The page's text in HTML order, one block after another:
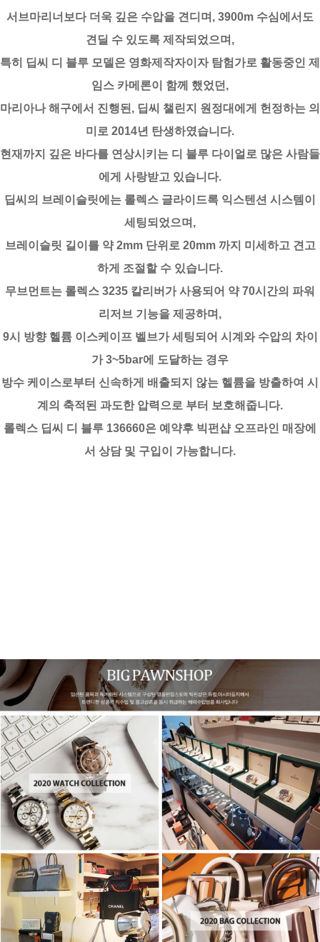
서브마리너보다 더욱 깊은 수압을 견디며, 3900m 수심에서도
견딜 수 있도록 제작되었으며,
특히 딥씨 디 블루 모델은 영화제작자이자 탐험가로 활동중인 제
임스 카메론이 함께 했었던,
마리아나 해구에서 진행된, 딥씨 챌린지 원정대에게 헌정하는 의
미로 2014년 탄생하였습니다.
현재까지 깊은 바다를 연상시키는 디 블루 다이얼로 많은 사람들
에게 사랑받고 있습니다.
딥씨의 브레이슬릿에는 롤렉스 글라이드록 익스텐션 시스템이
세팅되었으며,
브레이슬릿 길이를 약 2mm 단위로 20mm 까지 미세하고 견고
하게 조절할 수 있습니다.
무브먼트는 롤렉스 3235 칼리버가 사용되어 약 70시간의 파워
리저브 기능을 제공하며,
9시 방향 헬륨 이스케이프 벨브가 세팅되어 시계와 수압의 차이
가 3~5bar에 도달하는 경우
방수 케이스로부터 신속하게 배출되지 않는 헬륨을 방출하여 시
계의 축적된 과도한 압력으로 부터 보호해줍니다.
롤렉스 딥씨 디 블루 136660은 예약후 빅펀샵 오프라인 매장에
서 상담 및 구입이 가능합니다.